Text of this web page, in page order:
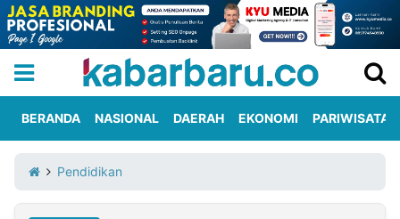
Iklan
Berita
Kami
BERANDA NASIONAL DAERAH EKONOMI PARIWISATA
Pendidikan